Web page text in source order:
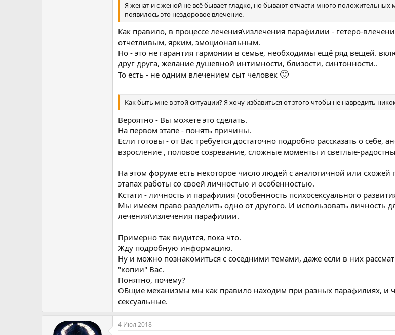
Я женат и с женой не всё бывает гладко, но бывают отчасти много положительных
появилось это нездоровое влечение.
Как правило, в процессе лечения\излечения парафилии - гетеро-
отчётливым, ярким, эмоциональным.
Но - это не гарантия гармонии в семье, необходимы ещё ряд вещей.
друг друга, желание душевной интимности, близости, синтонности..
То есть - не одним влечением сыт человек 🙂
Как быть мне в этой ситуации? Я хочу избавиться от этого чтобы не навредить
Вероятно - Вы можете это сделать.
На первом этапе - понять причины.
Если готовы - от Вас требуется достаточно подробно рассказать о себе,
взросление , половое созревание, сложные моменты и светлые-
На этом форуме есть некоторое число людей с аналогичной или
этапах работы со своей личностью и особенностью.
Кстати - личность и парафилия (особенность психосексуального
Мы имеем право разделить одно от другого. И использовать личность
лечения\излечения парафилии.
Примерно так видится, пока что.
Жду подробную информацию.
Ну и можно познакомиться с соседними темами, даже если в них
"копии" Вас.
Понятно, почему?
ОБщие механизмы мы как правило находим при разных парафилиях, и
сексуальные.
4 Июл 2018